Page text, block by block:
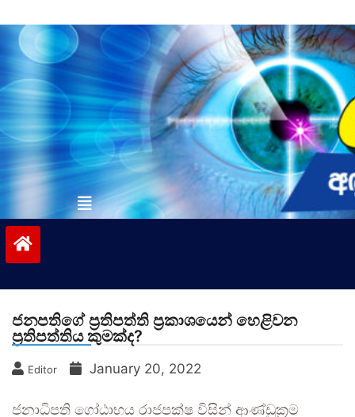
to
contentvinivida.lk
ජනපතිගේ ප්‍රතිපත්ති ප්‍රකාශයෙන් හෙළිවන
ප්‍රතිපත්තිය කුමක්ද?
Editor January 20, 2022
ජනාධිපති ගෝඨාභය රාජපක්ෂ විසින් ආණ්ඩුක්‍රම